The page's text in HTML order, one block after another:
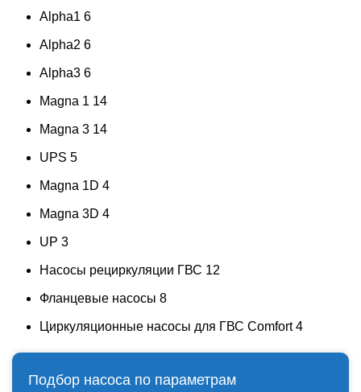
Alpha1 6
Alpha2 6
Alpha3 6
Magna 1 14
Magna 3 14
UPS 5
Magna 1D 4
Magna 3D 4
UP 3
Насосы рециркуляции ГВС 12
Фланцевые насосы 8
Циркуляционные насосы для ГВС Comfort 4
Подбор насоса по параметрам